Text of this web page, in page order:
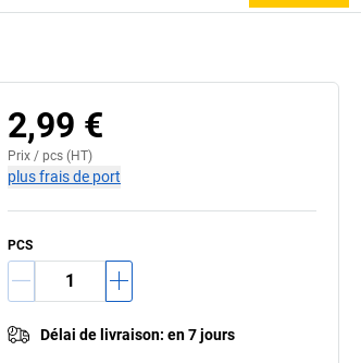
2,99 €
Prix / pcs (HT)
plus frais de port
PCS
Délai de livraison: en 7 jours